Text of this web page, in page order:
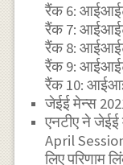
रैंक 6:
रैंक 7:
रैंक 8:
रैंक 9:
रैंक 10:
जेईई मेन्स
एनटीए ने जेईई
April
लिए परिणाम